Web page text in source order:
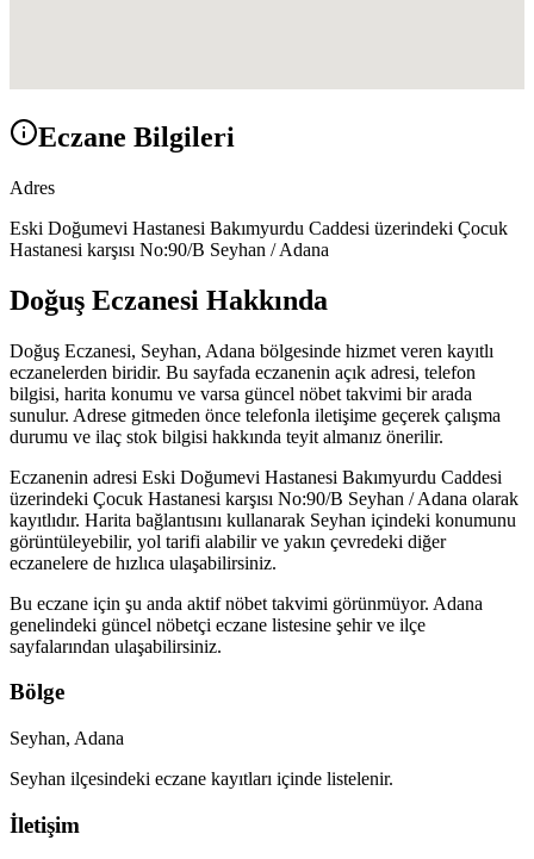
Eczane Bilgileri
Adres
Eski Doğumevi Hastanesi Bakımyurdu Caddesi üzerindeki Çocuk
Hastanesi karşısı No:90/B Seyhan / Adana
Doğuş Eczanesi Hakkında
Doğuş Eczanesi, Seyhan, Adana bölgesinde hizmet veren kayıtlı
eczanelerden biridir. Bu sayfada eczanenin açık adresi, telefon
bilgisi, harita konumu ve varsa güncel nöbet takvimi bir arada
sunulur. Adrese gitmeden önce telefonla iletişime geçerek çalışma
durumu ve ilaç stok bilgisi hakkında teyit almanız önerilir.
Eczanenin adresi Eski Doğumevi Hastanesi Bakımyurdu Caddesi
üzerindeki Çocuk Hastanesi karşısı No:90/B Seyhan / Adana olarak
kayıtlıdır. Harita bağlantısını kullanarak Seyhan içindeki konumunu
görüntüleyebilir, yol tarifi alabilir ve yakın çevredeki diğer
eczanelere de hızlıca ulaşabilirsiniz.
Bu eczane için şu anda aktif nöbet takvimi görünmüyor. Adana
genelindeki güncel nöbetçi eczane listesine şehir ve ilçe
sayfalarından ulaşabilirsiniz.
Bölge
Seyhan, Adana
Seyhan ilçesindeki eczane kayıtları içinde listelenir.
İletişim